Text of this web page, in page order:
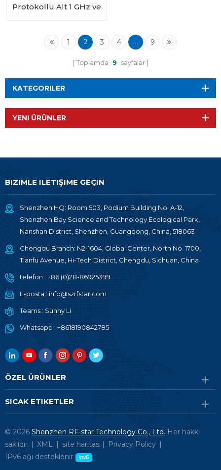
Protokollü Alt 1 GHz ve
1 2 3 4 ... 9
Toplamda 9 sayfalar
KATEGORILER
YENI ÜRÜNLER
BIZIMLE ILETIŞIME GEÇIN
Shenzhen HQ: Room 503, Podium Building No. A-12,
Shenzhen Bay Science and Technology Ecological Park,
Nanshan District, Shenzhen, Guangdong, China, 518063
Chengdu Branch: N2-1604, Global Center, North No. 1700,
Tianfu Avenue, Hi-Tech District, Chengdu, Sichuan, China
telefon : +86 (0)28-86925399
E-posta : info@szrfstar.com
Teams : Sunny Li
Whatsapp : +8618190842785
ÖZEL ÜRÜNLER
SICAK ETIKETLER
© 2026 Shenzhen RF-star Technology Co., Ltd. Her hakkı
saklıdır. | XML | site haritası | Privacy Policy |
IPv6 ağı desteklenir